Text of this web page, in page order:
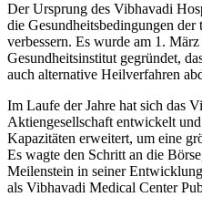
Der Ursprung des Vibhavadi
die Gesundheitsbedingungen
verbessern. Es wurde am 1.
Gesundheitsinstitut gegründet,
auch alternative Heilverfahren
Im Laufe der Jahre hat sich das
Aktiengesellschaft entwickelt
Kapazitäten erweitert, um eine
Es wagte den Schritt an die
Meilenstein in seiner
als Vibhavadi Medical Center